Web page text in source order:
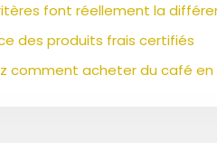
font réellement la
des produits frais certifiés
comment acheter du café